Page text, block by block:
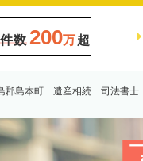
数 200万超
郡島本町 遺産相続 司法書士